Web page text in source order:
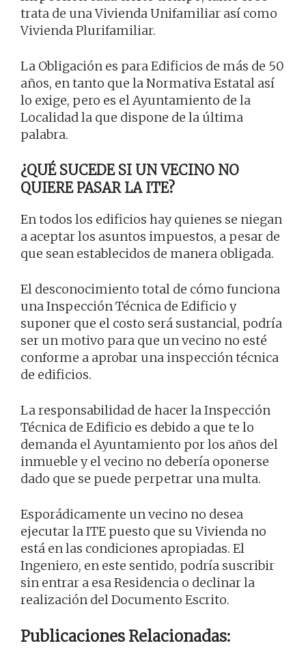
trata de una Vivienda Unifamiliar así como
Vivienda Plurifamiliar.
La Obligación es para Edificios de más de 50
años, en tanto que la Normativa Estatal así
lo exige, pero es el Ayuntamiento de la
Localidad la que dispone de la última
palabra.
¿QUÉ SUCEDE SI UN VECINO NO
QUIERE PASAR LA ITE?
En todos los edificios hay quienes se niegan
a aceptar los asuntos impuestos, a pesar de
que sean establecidos de manera obligada.
El desconocimiento total de cómo funciona
una Inspección Técnica de Edificio y
suponer que el costo será sustancial, podría
ser un motivo para que un vecino no esté
conforme a aprobar una inspección técnica
de edificios.
La responsabilidad de hacer la Inspección
Técnica de Edificio es debido a que te lo
demanda el Ayuntamiento por los años del
inmueble y el vecino no debería oponerse
dado que se puede perpetrar una multa.
Esporádicamente un vecino no desea
ejecutar la ITE puesto que su Vivienda no
está en las condiciones apropiadas. El
Ingeniero, en este sentido, podría suscribir
sin entrar a esa Residencia o declinar la
realización del Documento Escrito.
Publicaciones Relacionadas: